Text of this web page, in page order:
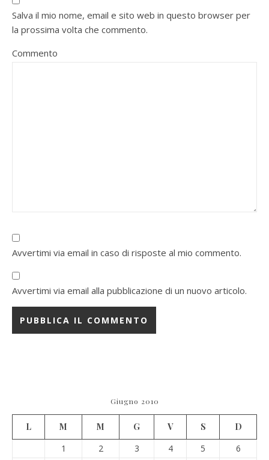
Salva il mio nome, email e sito web in questo browser per
la prossima volta che commento.
Commento
Avvertimi via email in caso di risposte al mio commento.
Avvertimi via email alla pubblicazione di un nuovo articolo.
Giugno 2010
L M M G V S
D
1
2 3 4 5
6